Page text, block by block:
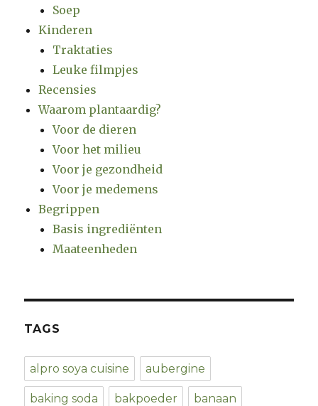
Soep
Kinderen
Traktaties
Leuke filmpjes
Recensies
Waarom plantaardig?
Voor de dieren
Voor het milieu
Voor je gezondheid
Voor je medemens
Begrippen
Basis ingrediënten
Maateenheden
TAGS
alpro soya cuisine aubergine
baking soda bakpoeder banaan